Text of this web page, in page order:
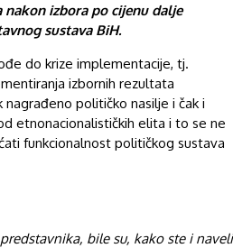
izbora po cijenu dalje
sustava BiH.
do krize implementacije, tj.
izbornih rezultata
nagrađeno političko nasilje i čak i
etnonacionalističkih elita i to se ne
funkcionalnost političkog sustava
bile su, kako ste i naveli